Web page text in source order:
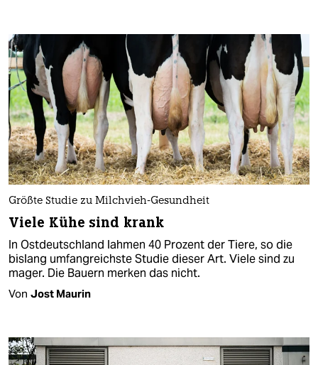
Größte Studie zu Milchvieh-Gesundheit
Viele Kühe sind krank
In Ostdeutschland lahmen 40 Prozent der Tiere, so die
bislang umfangreichste Studie dieser Art. Viele sind zu
mager. Die Bauern merken das nicht.
Von Jost Maurin